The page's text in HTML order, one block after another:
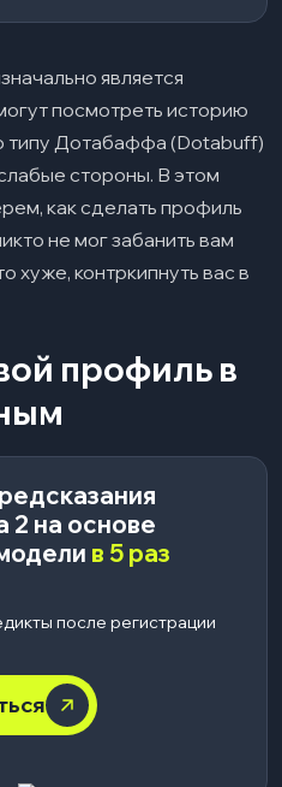
является
посмотреть историю
типу Дотабаффа (Dotabuff)
стороны. В этом
как сделать профиль
не мог забанить вам
хуже, контркипнуть вас в
профиль в
2 на основе
в 5 раз
после регистрации